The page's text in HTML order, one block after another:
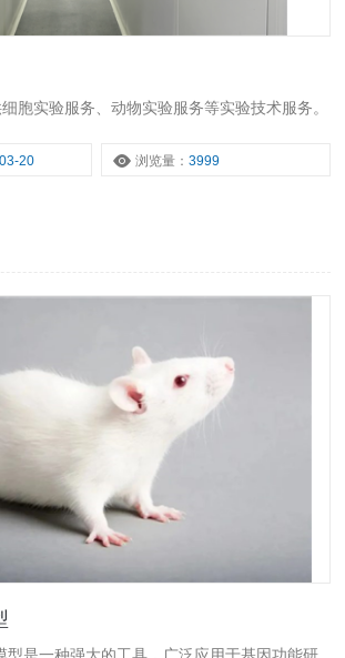
胞实验服务、动物实验服务等实验技术服务。
20 浏览量：3999